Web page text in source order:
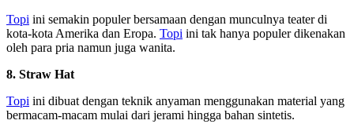
Topi ini semakin populer bersamaan dengan munculnya teater di
kota-kota Amerika dan Eropa. Topi ini tak hanya populer dikenakan
oleh para pria namun juga wanita.
8. Straw Hat
Topi ini dibuat dengan teknik anyaman menggunakan material yang
bermacam-macam mulai dari jerami hingga bahan sintetis.